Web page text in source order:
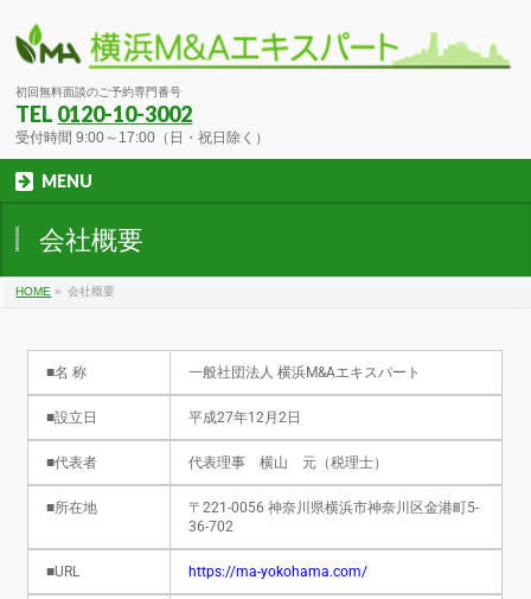
初回無料面談のご予約専門番号
TEL 0120-10-3002
受付時間 9:00～17:00（日・祝日除く）
MENU
会社概要
HOME » 会社概要
■名 称 一般社団法人 横浜M&Aエキスパート
■設立日 平成27年12月2日
■代表者 代表理事 横山 元（税理士）
■所在地
〒221-0056 神奈川県横浜市神奈川区金港町5-
36-702
■URL https://ma-yokohama.com/